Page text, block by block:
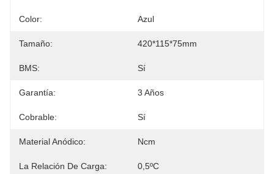
Color: Azul
Tamaño: 420*115*75mm
BMS: Sí
Garantía: 3 Años
Cobrable: Sí
Material Anódico: Ncm
La Relación De Carga: 0,5ºC